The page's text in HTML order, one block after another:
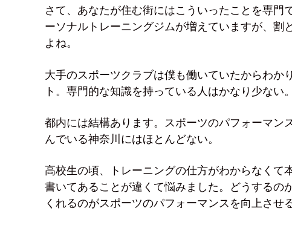
さて、あなたが住む街にはこういったことを専
ーソナルトレーニングジムが増えていますが、割
よね。
大手のスポーツクラブは僕も働いていたからわか
ト。専門的な知識を持っている人はかなり少ない。
都内には結構あります。スポーツのパフォーマン
んでいる神奈川にはほとんどない。
高校生の頃、トレーニングの仕方がわからなくて
書いてあることが違くて悩みました。どうするの
くれるのがスポーツのパフォーマンスを向上させ